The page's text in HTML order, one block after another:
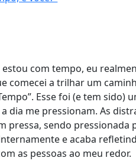
com tempo, eu
comecei a trilhar um
Esse foi (e tem sido)
dia me pressionam. As
pressa, sendo
e acaba
as pessoas ao meu redor.